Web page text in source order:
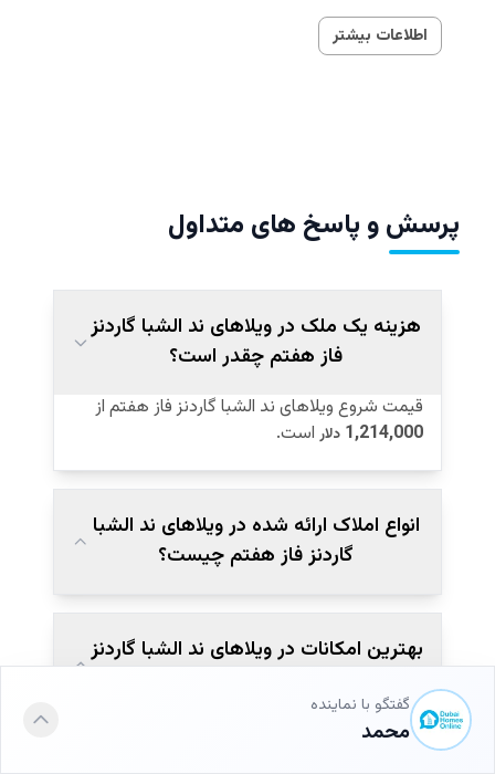
گفتگو با نماینده
محمد
اطلاعات بیشتر
پرسش و پاسخ های متداول
هزینه یک ملک در ویلاهای ند الشبا گاردنز
فاز هفتم چقدر است؟
قیمت شروع ویلاهای ند الشبا گاردنز فاز هفتم از
1,214,000 دلار است.
انواع املاک ارائه شده در ویلاهای ند الشبا
گاردنز فاز هفتم چیست؟
بهترین امکانات در ویلاهای ند الشبا گاردنز